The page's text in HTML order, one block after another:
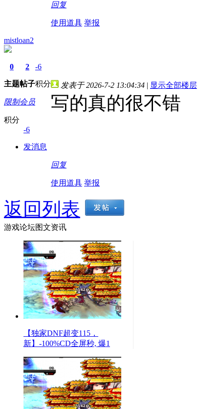
回复
使用道具 举报
mistloan2
0
主题
2
帖子
-6
积分
限制会员
积分
-6
发消息
发表于 2026-7-2 13:04:34 | 显示全部楼层
写的真的很不错
回复
使用道具 举报
返回列表
游戏论坛图文资讯
【独家DNF超变115，
新】-100%CD全屏秒, 爆1